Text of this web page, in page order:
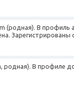
(родная). В профиль
Зарегистрированы с
родная). В профиле